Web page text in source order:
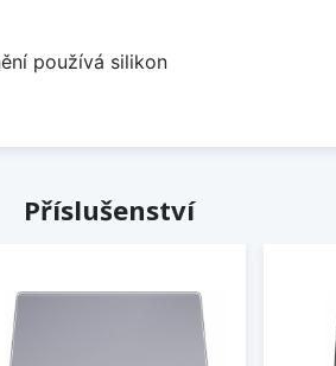
používá silikon
Příslušenství